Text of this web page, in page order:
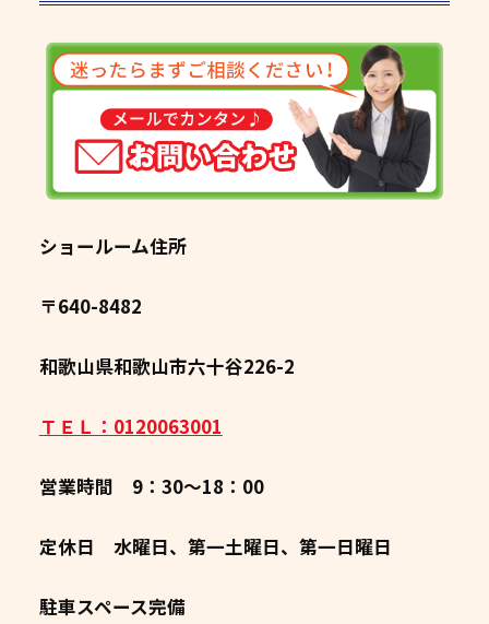
ショールーム住所
〒640-8482
和歌山県和歌山市六十谷226-2
ＴＥＬ：0120063001
営業時間 9：30～18：00
定休日 水曜日、第一土曜日、第一日曜日
駐車スペース完備